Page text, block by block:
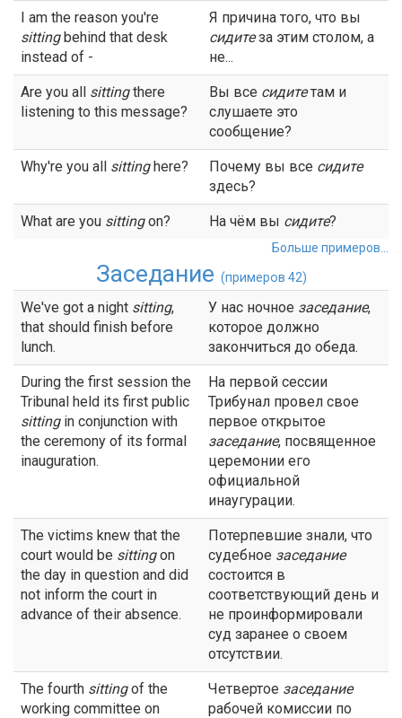
I am the reason you're
sittingbehind that desk
instead of -
Я причина того, что вы
сидитеза этим столом, а
не...
Are you all sittingthere
listening to this message?
Вы все сидитетам и
слушаете это
сообщение?
Why're you all sittinghere? Почему вы все сидите
здесь?
What are you sittingon? На чём вы сидите?
Больше примеров...
Заседание (примеров 42)
We've got a night sitting,
that should finish before
lunch.
У нас ночное заседание,
которое должно
закончиться до обеда.
During the first session the
Tribunal held its first public
sittingin conjunction with
the ceremony of its formal
inauguration.
На первой сессии
Трибунал провел свое
первое открытое
заседание, посвященное
церемонии его
официальной
инаугурации.
The victims knew that the
court would be sittingon
the day in question and did
not inform the court in
advance of their absence.
Потерпевшие знали, что
судебное заседание
состоится в
соответствующий день и
не проинформировали
суд заранее о своем
отсутствии.
The fourth sittingof the
working committee on
Четвертое заседание
рабочей комиссии по